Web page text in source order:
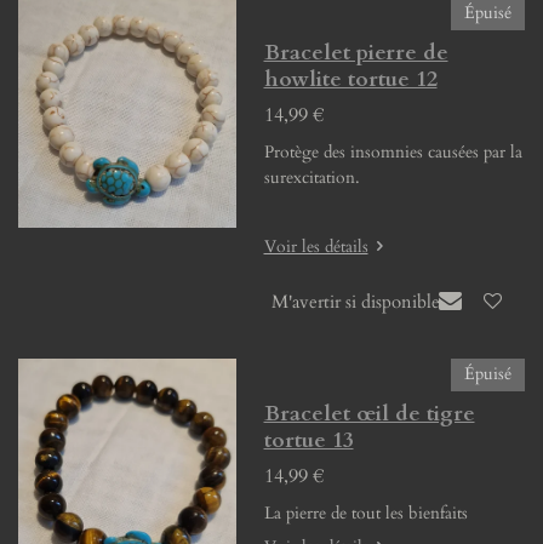
Épuisé
Bracelet pierre de
howlite tortue 12
14,99 €
Protège des insomnies causées par la
surexcitation.
Voir les détails
M'avertir si disponible
Épuisé
Bracelet œil de tigre
tortue 13
14,99 €
La pierre de tout les bienfaits